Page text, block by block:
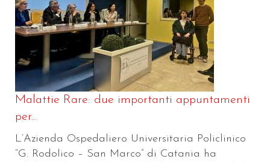
Malattie Rare: due importanti appuntamenti
per...
L’Azienda Ospedaliero Universitaria Policlinico
“G. Rodolico – San Marco” di Catania ha